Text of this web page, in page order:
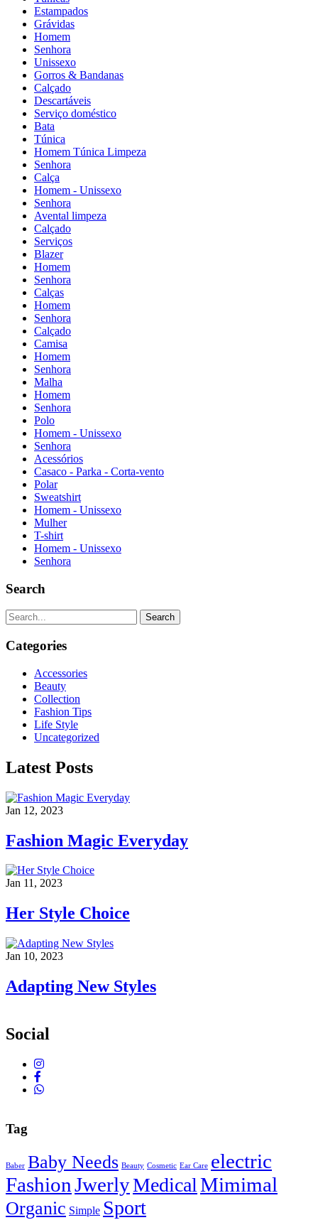
Estampados
Grávidas
Homem
Senhora
Unissexo
Gorros & Bandanas
Calçado
Descartáveis
Serviço doméstico
Bata
Túnica
Homem Túnica Limpeza
Senhora
Calça
Homem - Unissexo
Senhora
Avental limpeza
Calçado
Serviços
Blazer
Homem
Senhora
Calças
Homem
Senhora
Calçado
Camisa
Homem
Senhora
Malha
Homem
Senhora
Polo
Homem - Unissexo
Senhora
Acessórios
Casaco - Parka - Corta-vento
Polar
Sweatshirt
Homem - Unissexo
Mulher
T-shirt
Homem - Unissexo
Senhora
Search
Search
Categories
Accessories
Beauty
Collection
Fashion Tips
Life Style
Uncategorized
Latest Posts
Jan 12, 2023
Fashion Magic Everyday
Jan 11, 2023
Her Style Choice
Jan 10, 2023
Adapting New Styles
Social
Tag
Baber Baby Needs Beauty Cosmetic Ear Care electric
FashionJwerlyMedicalMimimal
Organic Simple Sport